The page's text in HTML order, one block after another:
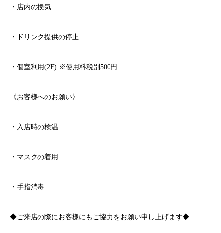
・店内の換気
・ドリンク提供の停止
・個室利用(2F) ※使用料税別 500円
《お客様へのお願い》
・入店時の検温
・マスクの着用
・手指消毒
◆ご来店の際にお客様にもご協力をお願い申し上げます◆